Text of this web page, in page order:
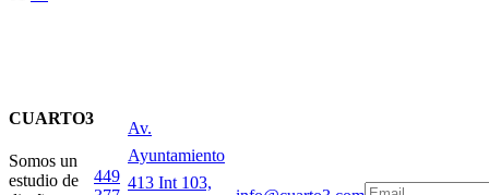
entradas
CUARTO3
Somos un
estudio de
449
Av.
Ayuntamiento
413 Int 103,